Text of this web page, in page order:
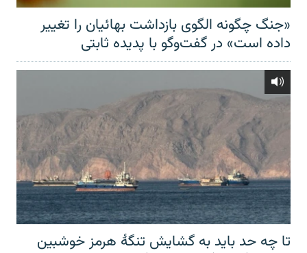
«جنگ چگونه الگوی بازداشت بهائیان را تغییر
داده است» در گفت‌وگو با پدیده ثابتی
تا چه حد باید به گشایش تنگهٔ هرمز خوشبین